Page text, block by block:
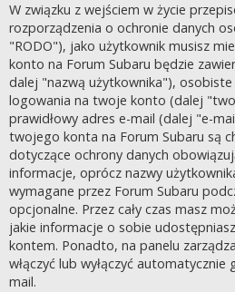
W związku z wejściem w życie
rozporządzenia o ochronie danych
"RODO"), jako użytkownik musisz
konto na Forum Subaru będzie
dalej "nazwą użytkownika"), osobiste
logowania na twoje konto (dalej
prawidłowy adres e-mail (dalej "e-
twojego konta na Forum Subaru są
dotyczące ochrony danych
informacje, oprócz nazwy
wymagane przez Forum Subaru
opcjonalne. Przez cały czas masz
jakie informacje o sobie
kontem. Ponadto, na panelu
włączyć lub wyłączyć
mail.